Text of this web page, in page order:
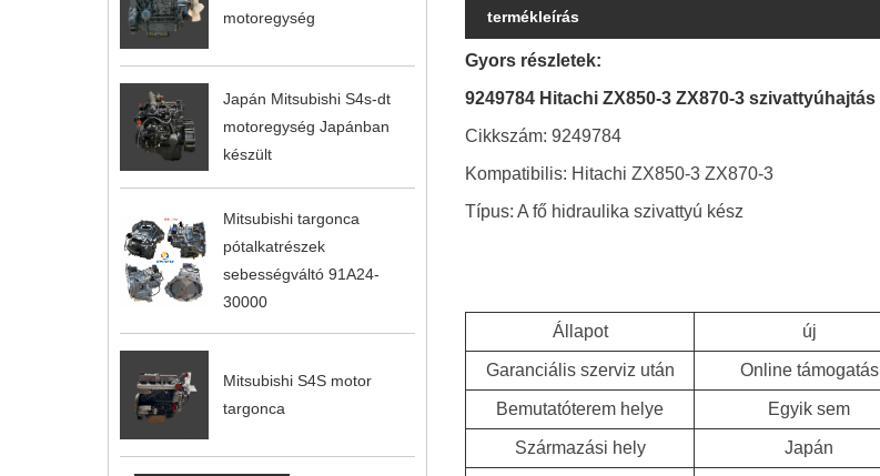
motoregység
Japán Mitsubishi S4s-dt
motoregység Japánban
készült
Mitsubishi targonca
pótalkatrészek
sebességváltó 91A24-
30000
Mitsubishi S4S motor
targonca
termékleírás
Gyors részletek:
9249784 Hitachi ZX850-3 ZX870-3 szivattyúhajtás
Cikkszám: 9249784
Kompatibilis: Hitachi ZX850-3 ZX870-3
Típus: A fő hidraulika szivattyú kész
Állapot új
Garanciális szerviz után Online támogatás
Bemutatóterem helye Egyik sem
Származási hely Japán